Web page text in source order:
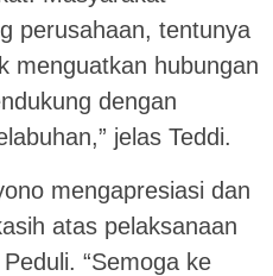
perusahaan, tentunya
menguatkan hubungan
dengan
jelas Teddi.
mengapresiasi dan
atas pelaksanaan
“Semoga ke